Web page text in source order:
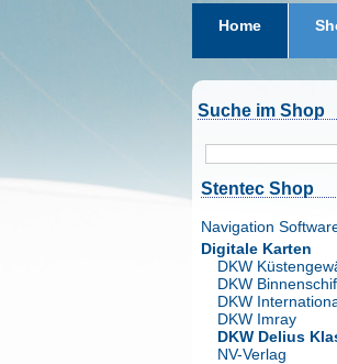
Home
Suche im Shop
Stentec Shop
Navigation
Digitale Karten
DKW
DKW
DKW
DKW Imray
DKW Delius
NV-Verlag